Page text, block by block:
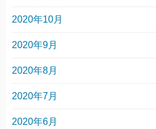
2020年10月
2020年9月
2020年8月
2020年7月
2020年6月